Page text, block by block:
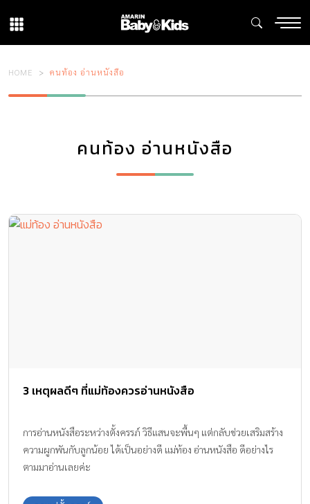
HOME คนท้อง อ่านหนังสือ
คนท้อง อ่านหนังสือ
3 เหตุผลดีๆ ที่แม่ท้องควรอ่านหนังสือ
การอ่านหนังสือระหว่างตั้งครรภ์ วิธีแสนจะพื้นๆ แต่กลับช่วยเสริมสร้าง
ความผูกพันกับลูกน้อย ได้เป็นอย่างดี แม่ท้อง อ่านหนังสือ ดีอย่างไร
ตามมาอ่านเลยค่ะ